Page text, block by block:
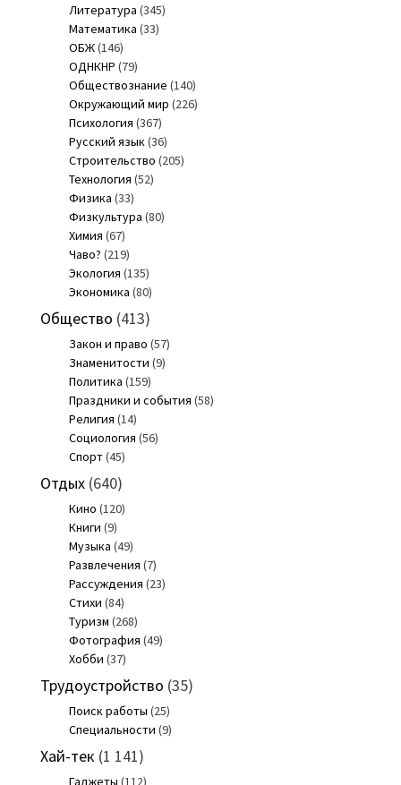
Литература (345)
Математика (33)
ОБЖ(146)
ОДНКНР (79)
Обществознание (140)
Окружающий мир (226)
Психология (367)
Русский язык(36)
Строительство (205)
Технология (52)
Физика (33)
Физкультура (80)
Химия (67)
Чаво? (219)
Экология (135)
Экономика (80)
Общество (413)
Закон и право (57)
Знаменитости (9)
Политика (159)
Праздники и события (58)
Религия (14)
Социология (56)
Спорт(45)
Отдых(640)
Кино (120)
Книги (9)
Музыка (49)
Развлечения (7)
Рассуждения (23)
Стихи (84)
Туризм (268)
Фотография (49)
Хобби (37)
Трудоустройство (35)
Поиск работы (25)
Специальности (9)
Хай-тек (1 141)
Гаджеты (112)